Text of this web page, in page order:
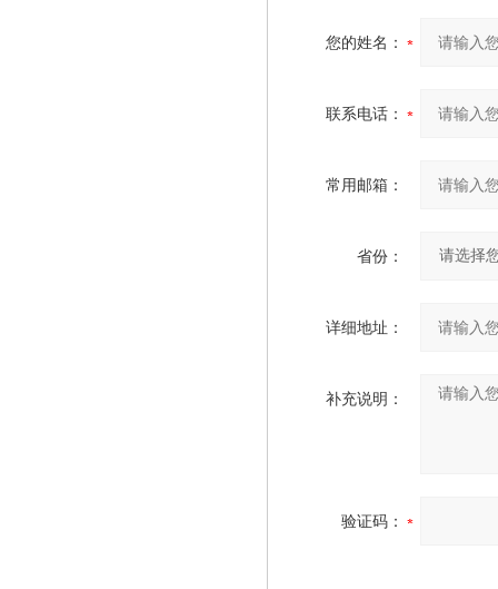
您的姓名：
联系电话：
常用邮箱：
省份：
详细地址：
补充说明：
验证码：